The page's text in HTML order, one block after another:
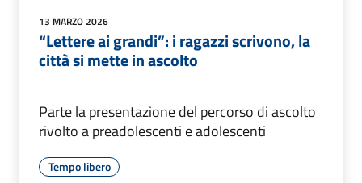
13 MARZO 2026
“Lettere ai grandi”: i ragazzi scrivono, la
città si mette in ascolto
Parte la presentazione del percorso di ascolto
rivolto a preadolescenti e adolescenti
Tempo libero